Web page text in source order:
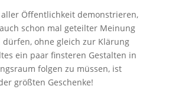
Öffentlichkeit demonstrieren,
schon mal geteilter Meinung
ohne gleich zur Klärung
ein paar finsteren Gestalten in
folgen zu müssen, ist
größten Geschenke!